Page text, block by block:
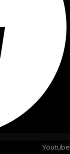
Youtube